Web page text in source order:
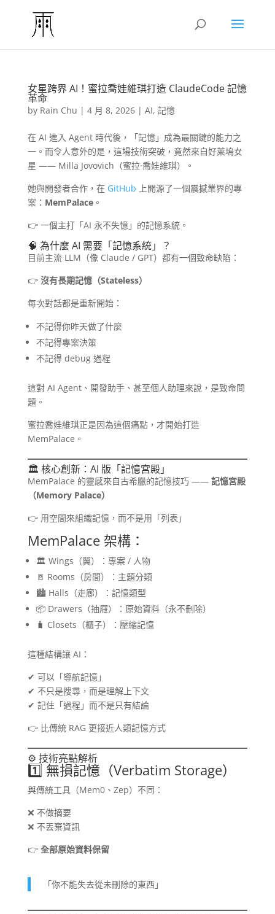
女星跨界 AI！蜜拉喬娃維琪打造 ClaudeCode 記憶
革命
by Rain Chu | 4 月 8, 2026| AI, 記憶
在 AI 進入 Agent 時代後，「記憶」成為最關鍵的能力之
一。而令人意外的是，這場技術突破，竟然來自好萊塢女
星 —— Milla Jovovich（蜜拉·喬娃維琪）。
她與開發者合作，在 GitHub 上開源了一個震撼業界的專
案： MemPalace。
👉 一個主打「AI 永不失憶」的記憶系統。
🧠 為什麼 AI 需要「記憶系統」？
目前主流 LLM（像 Claude / GPT）都有一個致命缺陷：
👉 沒有長期記憶（Stateless）
每次對話都是重新開始：
不記得你昨天做了什麼
不記得專案決策
不記得 debug 過程
這對 AI Agent、開發助手、甚至個人助理來說，是致命問
題。
蜜拉喬娃維琪正是因為這個痛點，才開始打造
MemPalace。
🏛️ 核心創新：AI 版「記憶宮殿」
MemPalace 的靈感來自古希臘的記憶技巧 —— 記憶宮殿
（Memory Palace）
👉 用空間來組織記憶，而不是用「列表」
MemPalace 架構：
🏛️ Wings（翼）：專案 / 人物
🚪 Rooms（房間）：主題分類
🏙️ Halls（走廊）：記憶類型
📦 Drawers（抽屜）：原始資料（永不刪除）
🧳 Closets（櫃子）：壓縮記憶
這種結構讓 AI：
✔ 可以「導航記憶」
✔ 不只是搜尋，而是理解上下文
✔ 記住「過程」而不是只有結論
👉 比傳統 RAG 更接近人類記憶方式
⚙️ 技術亮點解析
1️⃣ 無損記憶（Verbatim Storage）
與傳統工具（Mem0、Zep）不同：
❌ 不做摘要
❌ 不丟棄資訊
👉 全部原始資料保留
「你不能失去從未刪除的東西」